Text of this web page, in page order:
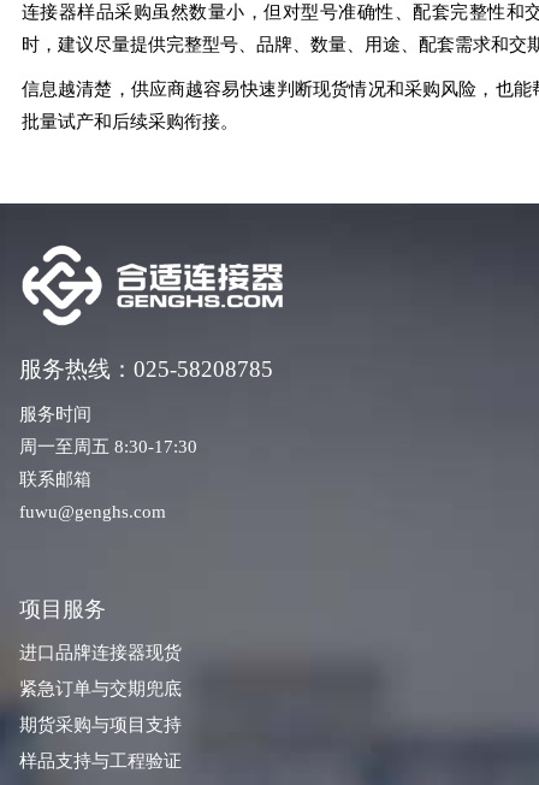
连接器样品采购虽然数量小，但对型号准确性、配套完整性和
时，建议尽量提供完整型号、品牌、数量、用途、配套需求和交
信息越清楚，供应商越容易快速判断现货情况和采购风险，也
批量试产和后续采购衔接。
服务热线：025-58208785
服务时间
周一至周五 8:30-17:30
联系邮箱
fuwu@genghs.com
项目服务
进口品牌连接器现货
紧急订单与交期兜底
期货采购与项目支持
样品支持与工程验证